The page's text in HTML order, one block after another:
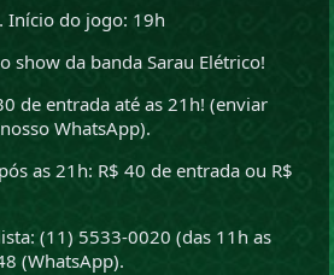
Início do jogo: 19h
show da banda Sarau Elétrico!
de entrada até as 21h! (enviar
WhatsApp).
as 21h: R$ 40 de entrada ou R$
(11) 5533-0020 (das 11h as
(WhatsApp).